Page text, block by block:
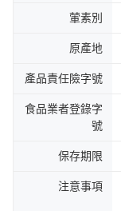
葷素別
原產地
產品責任險字號
食品業者登錄字
號
保存期限
注意事項